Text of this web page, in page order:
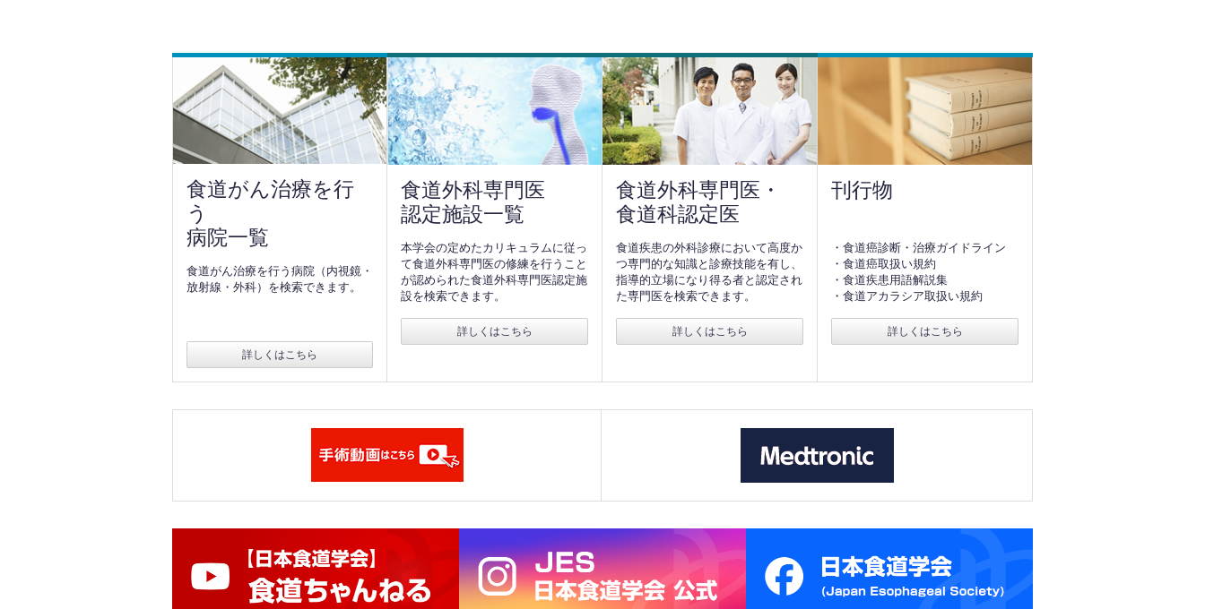
食道がん治療を行
う
病院一覧
食道がん治療を行う病院（内視鏡・
放射線・外科）を検索できます。
詳しくはこちら
食道外科専門医
認定施設一覧
本学会の定めたカリキュラムに従っ
て食道外科専門医の修練を行うこと
が認められた食道外科専門医認定施
設を検索できます。
詳しくはこちら
食道外科専門医・
食道科認定医
食道疾患の外科診療において高度か
つ専門的な知識と診療技能を有し、
指導的立場になり得る者と認定され
た専門医を検索できます。
詳しくはこちら
刊行物
・食道癌診断・治療ガイドライン
・食道癌取扱い規約
・食道疾患用語解説集
・食道アカラシア取扱い規約
詳しくはこちら